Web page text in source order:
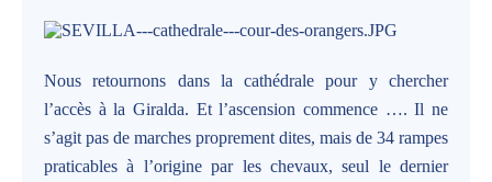
Nous retournons dans la cathédrale pour y chercher
l’accès à la Giralda. Et l’ascension commence …. Il ne
s’agit pas de marches proprement dites, mais de 34 rampes
praticables à l’origine par les chevaux, seul le dernier